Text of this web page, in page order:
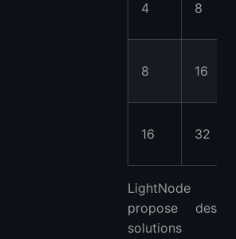
4 8
8 16
16 32
LightNode
propose des
solutions